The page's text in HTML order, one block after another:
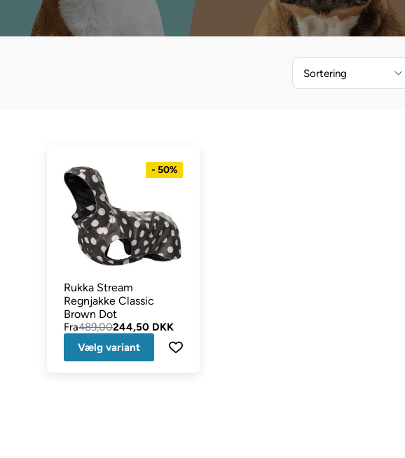
Sortering
- 50%
Rukka Stream
Regnjakke Classic
Brown Dot
Fra489,00244,50 DKK
Vælg variant